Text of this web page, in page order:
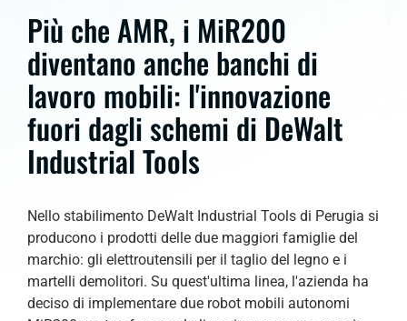
Più che AMR, i MiR200
diventano anche banchi di
lavoro mobili: l'innovazione
fuori dagli schemi di DeWalt
Industrial Tools
Nello stabilimento DeWalt Industrial Tools di Perugia si
producono i prodotti delle due maggiori famiglie del
marchio: gli elettroutensili per il taglio del legno e i
martelli demolitori. Su quest'ultima linea, l'azienda ha
deciso di implementare due robot mobili autonomi